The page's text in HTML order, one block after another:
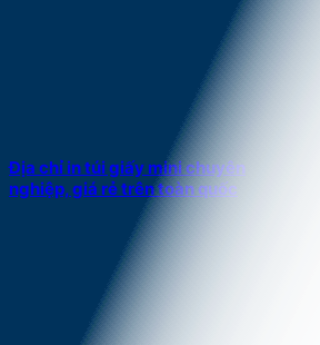
Địa chỉ in túi giấy mini chuyên
nghiệp, giá rẻ trên toàn quốc